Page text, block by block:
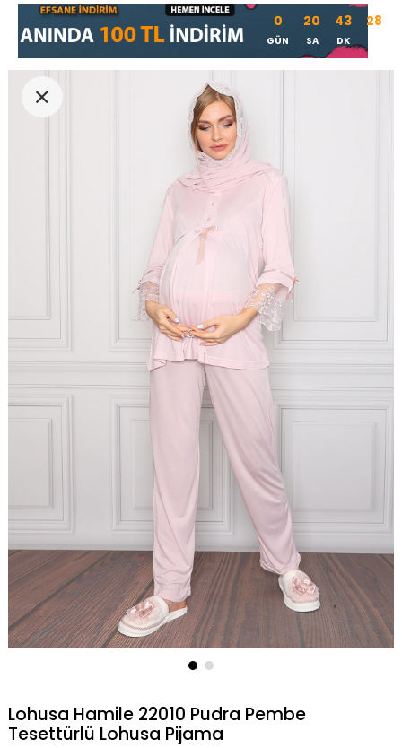
0
GÜN
20
SA
43
DK
28
Lohusa Hamile 22010 Pudra Pembe
Tesettürlü Lohusa Pijama